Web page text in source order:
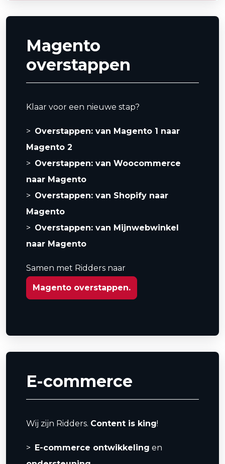
Magento
overstappen
Klaar voor een nieuwe stap?
Overstappen: van Magento 1 naar
Magento 2
Overstappen: van Woocommerce
naar Magento
Overstappen: van Shopify naar
Magento
Overstappen: van Mijnwebwinkel
naar Magento
Samen met Ridders naar
Magento overstappen.
E-commerce
Wij zijn Ridders. Content is king!
E-commerce ontwikkeling en